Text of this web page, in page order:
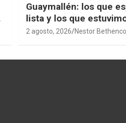
Guaymallén: los que
lista y los que
barro
2 agosto, 2026 Nestor